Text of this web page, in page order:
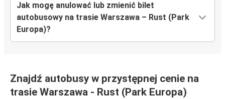
Jak mogę anulować lub zmienić bilet
autobusowy na trasie Warszawa – Rust (Park
Europa)?
Znajdź autobusy w przystępnej cenie na
trasie Warszawa - Rust (Park Europa)